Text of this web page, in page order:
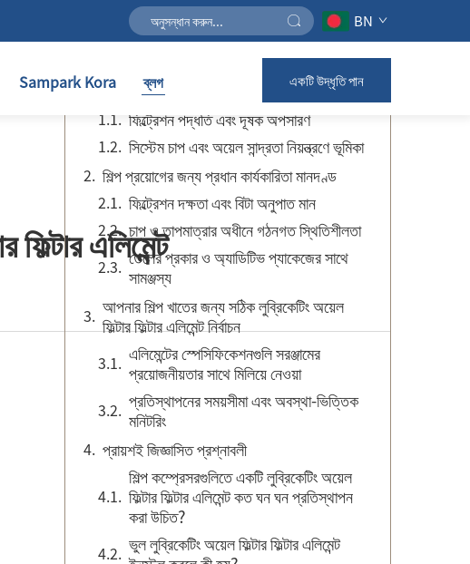
BN
Sampark Kora ব্লগ একটি উদ্ধৃতি পান
এলিমেন্ট
বিষয়সূচি
লুব্রিকেটিং অয়েল ফিল্টার ফিল্টার এলিমেন্ট আসলে কী করে
ফিল্ট্রেশন পদ্ধতি এবং দূষক অপসারণ
সিস্টেম চাপ এবং অয়েল সান্দ্রতা নিয়ন্ত্রণে ভূমিকা
শিল্প প্রয়োগের জন্য প্রধান কার্যকারিতা মানদণ্ড
ফিল্ট্রেশন দক্ষতা এবং বিটা অনুপাত মান
চাপ ও তাপমাত্রার অধীনে গঠনগত স্থিতিশীলতা
তেলের প্রকার ও অ্যাডিটিভ প্যাকেজের সাথে
সামঞ্জস্য
আপনার শিল্প খাতের জন্য সঠিক লুব্রিকেটিং অয়েল
ফিল্টার ফিল্টার এলিমেন্ট নির্বাচন
এলিমেন্টের স্পেসিফিকেশনগুলি সরঞ্জামের
প্রয়োজনীয়তার সাথে মিলিয়ে নেওয়া
প্রতিস্থাপনের সময়সীমা এবং অবস্থা-ভিত্তিক
মনিটরিং
প্রায়শই জিজ্ঞাসিত প্রশ্নাবলী
শিল্প কম্প্রেসরগুলিতে একটি লুব্রিকেটিং অয়েল
ফিল্টার ফিল্টার এলিমেন্ট কত ঘন ঘন প্রতিস্থাপন
করা উচিত?
ভুল লুব্রিকেটিং অয়েল ফিল্টার ফিল্টার এলিমেন্ট